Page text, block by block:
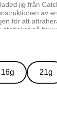
jig från
av
för att
storlekar på
ett bete med
16g 21g